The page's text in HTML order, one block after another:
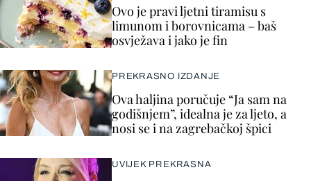
Ovo je pravi ljetni tiramisu s
limunom i borovnicama – baš
osvježava i jako je fin
PREKRASNO IZDANJE
Ova haljina poručuje “Ja sam na
godišnjem”, idealna je za ljeto, a
nosi se i na zagrebačkoj špici
UVIJEK PREKRASNA